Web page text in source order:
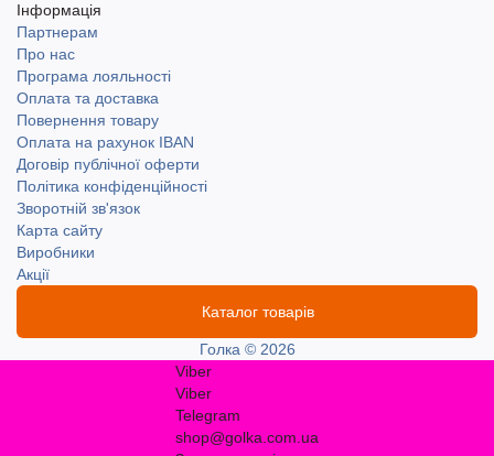
Інформація
Партнерам
Про нас
Програма лояльності
Оплата та доставка
Повернення товару
Оплата на рахунок IBAN
Договір публічної оферти
Політика конфіденційності
Зворотній зв'язок
Карта сайту
Виробники
Акції
Каталог товарів
Голка © 2026
Viber
Viber
Telegram
shop@golka.com.ua